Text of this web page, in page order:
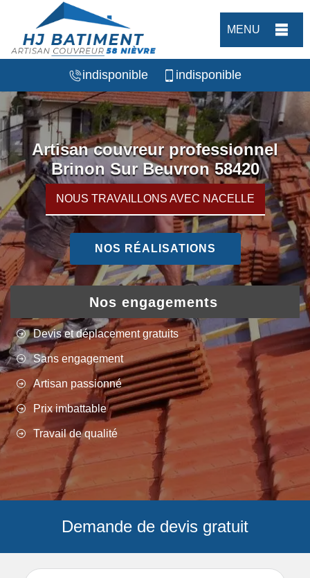
MENU
indisponible indisponible
Artisan couvreur professionnel
Brinon Sur Beuvron 58420
NOUS TRAVAILLONS AVEC NACELLE
NOS RÉALISATIONS
Nos engagements
Devis et déplacement gratuits
Sans engagement
Artisan passionné
Prix imbattable
Travail de qualité
Demande de devis gratuit